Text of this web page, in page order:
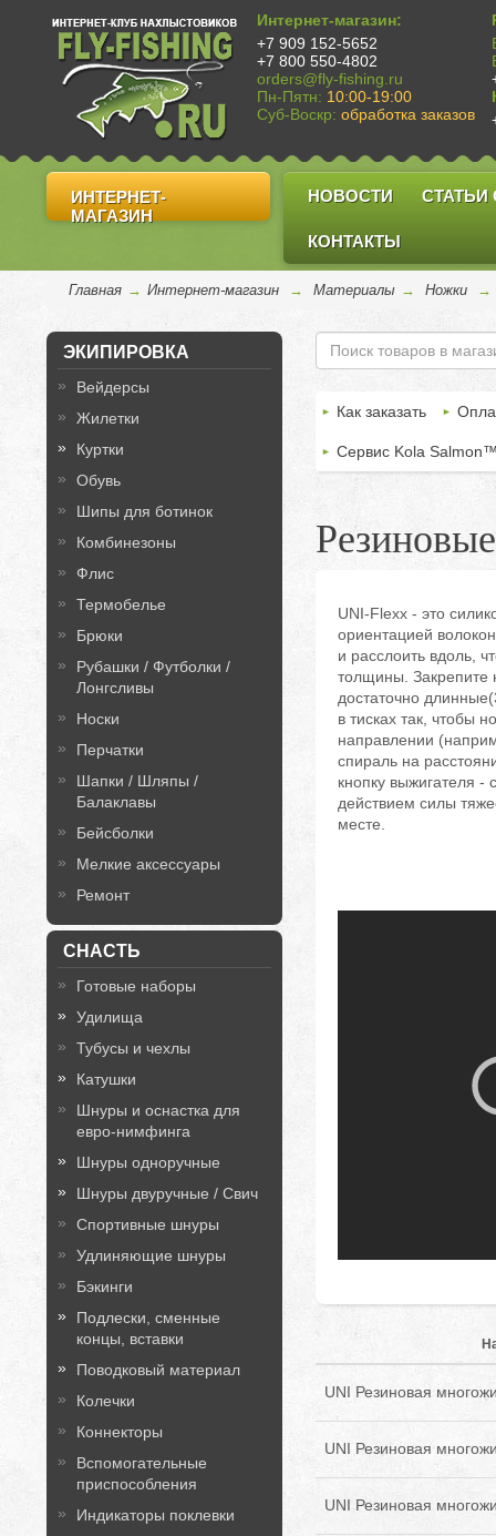
Интернет-магазин:
+7 909 152-5652
+7 800 550-4802
orders@fly-fishing.ru
Пн-Пятн: 10:00-19:00
Суб-Воскр: обработка заказов
ИНТЕРНЕТ-
МАГАЗИН
НОВОСТИ СТАТЬИ
КОНТАКТЫ
Главная → Интернет-магазин → Материалы → Ножки →
ЭКИПИРОВКА
Вейдерсы
Жилетки
Куртки
Обувь
Шипы для ботинок
Комбинезоны
Флис
Термобелье
Брюки
Рубашки / Футболки /
Лонгсливы
Носки
Перчатки
Шапки / Шляпы /
Балаклавы
Бейсболки
Мелкие аксессуары
Ремонт
СНАСТЬ
Готовые наборы
Удилища
Тубусы и чехлы
Катушки
Шнуры и оснастка для
евро-нимфинга
Шнуры одноручные
Шнуры двуручные / Свич
Спортивные шнуры
Удлиняющие шнуры
Бэкинги
Подлески, сменные
концы, вставки
Поводковый материал
Колечки
Коннекторы
Вспомогательные
приспособления
Индикаторы поклевки
Как заказать
Сервис Kola
UNI-Flexx - это
ориентацией
и расслоить вдоль,
толщины. Закрепите
достаточно
в тисках так, чтобы
направлении
спираль на
кнопку выжигателя -
действием силы
месте.
UNI Резиновая
UNI Резиновая
UNI Резиновая